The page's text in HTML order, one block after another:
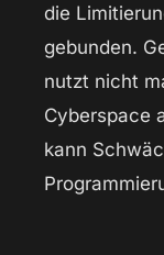
die
gebunden.
nutzt nicht
Cyberspace
kann